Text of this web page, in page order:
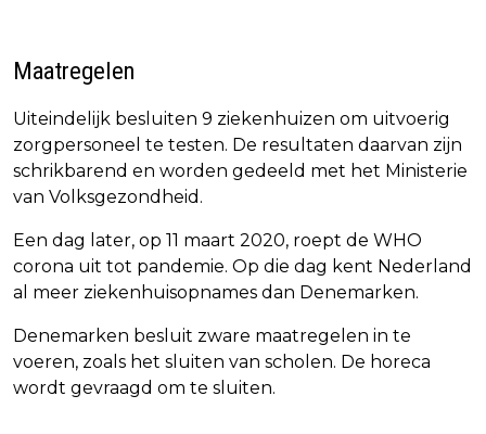
Maatregelen
Uiteindelijk besluiten 9 ziekenhuizen om uitvoerig
zorgpersoneel te testen. De resultaten daarvan zijn
schrikbarend en worden gedeeld met het Ministerie
van Volksgezondheid.
Een dag later, op 11 maart 2020, roept de WHO
corona uit tot pandemie. Op die dag kent Nederland
al meer ziekenhuisopnames dan Denemarken.
Denemarken besluit zware maatregelen in te
voeren, zoals het sluiten van scholen. De horeca
wordt gevraagd om te sluiten.